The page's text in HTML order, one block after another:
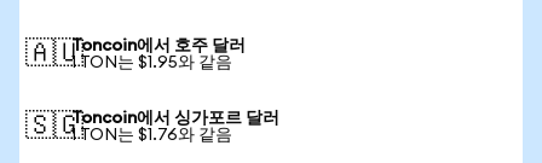
🇦🇺Toncoin에서 호주 달러
1 TON는 $1.95와 같음
🇸🇬Toncoin에서 싱가포르 달러
1 TON는 $1.76와 같음